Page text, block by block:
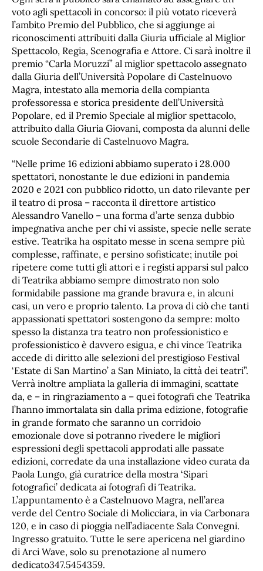
voto agli spettacoli in concorso: il più votato riceverà
l’ambito Premio del Pubblico, che si aggiunge ai
riconoscimenti attribuiti dalla Giuria ufficiale al Miglior
Spettacolo, Regia, Scenografia e Attore. Ci sarà inoltre il
premio “Carla Moruzzi” al miglior spettacolo assegnato
dalla Giuria dell’Università Popolare di Castelnuovo
Magra, intestato alla memoria della compianta
professoressa e storica presidente dell’Università
Popolare, ed il Premio Speciale al miglior spettacolo,
attribuito dalla Giuria Giovani, composta da alunni delle
scuole Secondarie di Castelnuovo Magra.
“Nelle prime 16 edizioni abbiamo superato i 28.000
spettatori, nonostante le due edizioni in pandemia
2020 e 2021 con pubblico ridotto, un dato rilevante per
il teatro di prosa – racconta il direttore artistico
Alessandro Vanello – una forma d’arte senza dubbio
impegnativa anche per chi vi assiste, specie nelle serate
estive. Teatrika ha ospitato messe in scena sempre più
complesse, raffinate, e persino sofisticate; inutile poi
ripetere come tutti gli attori e i registi apparsi sul palco
di Teatrika abbiamo sempre dimostrato non solo
formidabile passione ma grande bravura e, in alcuni
casi, un vero e proprio talento. La prova di ciò che tanti
appassionati spettatori sostengono da sempre: molto
spesso la distanza tra teatro non professionistico e
professionistico è davvero esigua, e chi vince Teatrika
accede di diritto alle selezioni del prestigioso Festival
‘Estate di San Martino’ a San Miniato, la città dei teatri”.
Verrà inoltre ampliata la galleria di immagini, scattate
da, e – in ringraziamento a – quei fotografi che Teatrika
l’hanno immortalata sin dalla prima edizione, fotografie
in grande formato che saranno un corridoio
emozionale dove si potranno rivedere le migliori
espressioni degli spettacoli approdati alle passate
edizioni, corredate da una installazione video curata da
Paola Lungo, già curatrice della mostra ‘Sipari
fotografici’ dedicata ai fotografi di Teatrika.
L’appuntamento è a Castelnuovo Magra, nell’area
verde del Centro Sociale di Molicciara, in via Carbonara
120, e in caso di pioggia nell’adiacente Sala Convegni.
Ingresso gratuito. Tutte le sere apericena nel giardino
di Arci Wave, solo su prenotazione al numero
dedicato347.5454359.